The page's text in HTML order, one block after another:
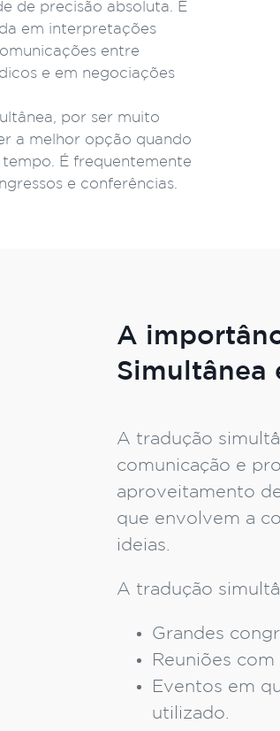
de precisão absoluta. É
em interpretações
entre
e em negociações
por ser muito
a melhor opção quando
É frequentemente
e conferências.
A
Simultânea
A tradução
comunicação e
aproveitamento
que envolvem a
ideias.
A tradução
Grandes
Reuniões
Eventos em
utilizado.